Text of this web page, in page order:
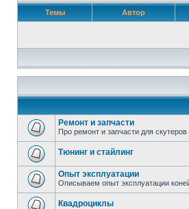
Темы Автор
Ремонт и запчасти
Про ремонт и запчасти для
Тюнинг и стайлинг
Опыт эксплуатации
Описываем опыт эксплуатации
Квадроциклы